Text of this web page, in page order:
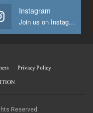
Instagram
Join us on Instagram
Privacy Policy
Reserved.